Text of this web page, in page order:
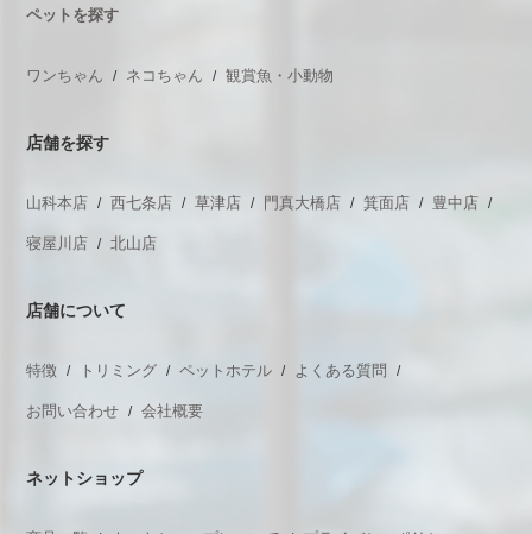
ペットを探す
ワンちゃん ネコちゃん 観賞魚・小動物
店舗を探す
山科本店 西七条店 草津店 門真大橋店 箕面店 豊中店
寝屋川店 北山店
店舗について
特徴 トリミング ペットホテル よくある質問
お問い合わせ 会社概要
ネットショップ